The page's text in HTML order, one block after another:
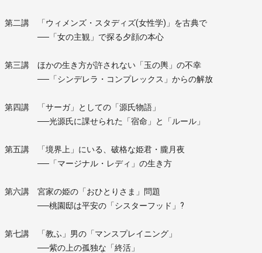
第二講 「ウィメンズ・スタディズ(女性学)」を古典で
──「女の主観」で探る夕顔の本心
第三講 ほかの生き方が許されない「玉の輿」の不幸
──「シンデレラ・コンプレックス」からの解放
第四講 「サーガ」としての「源氏物語」
──光源氏に課せられた「宿命」と「ルール」
第五講 「境界上」にいる、破格な姫君・朧月夜
──「マージナル・レディ」の生き方
第六講 宮家の姫の「おひとりさま」問題
──桃園邸は平安の「シスターフッド」?
第七講 「教ふ」男の「マンスプレイニング」
──紫の上の孤独な「終活」